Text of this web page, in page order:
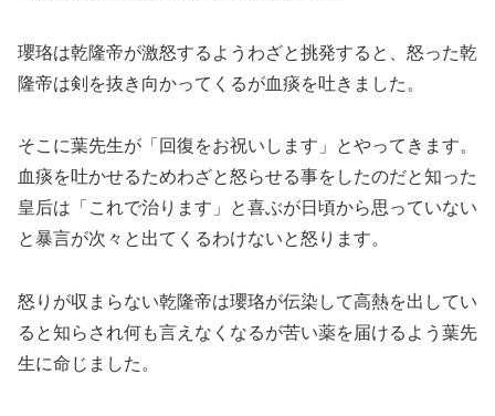
瓔珞は乾隆帝が激怒するようわざと挑発すると、怒った乾
隆帝は剣を抜き向かってくるが血痰を吐きました。
そこに葉先生が「回復をお祝いします」とやってきます。
血痰を吐かせるためわざと怒らせる事をしたのだと知った
皇后は「これで治ります」と喜ぶが日頃から思っていない
と暴言が次々と出てくるわけないと怒ります。
怒りが収まらない乾隆帝は瓔珞が伝染して高熱を出してい
ると知らされ何も言えなくなるが苦い薬を届けるよう葉先
生に命じました。